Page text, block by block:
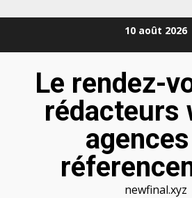
10 août 2026
Le rendez-
rédacteurs
newfinal.xyz